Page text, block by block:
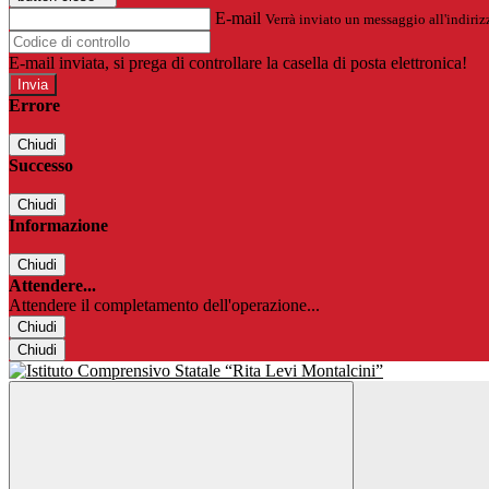
E-mail Verrà inviato un messaggio
E-mail inviata, si prega di controllare la casella di posta elettronica!
Errore
Chiudi
Successo
Chiudi
Informazione
Chiudi
Attendere...
Attendere il completamento dell'operazione...
Chiudi
Chiudi